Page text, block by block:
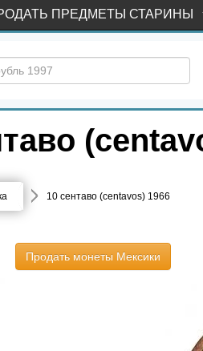
ПРЕДМЕТЫ СТАРИНЫ
10 сентаво (centavos) 1966
Продать монеты Мексики